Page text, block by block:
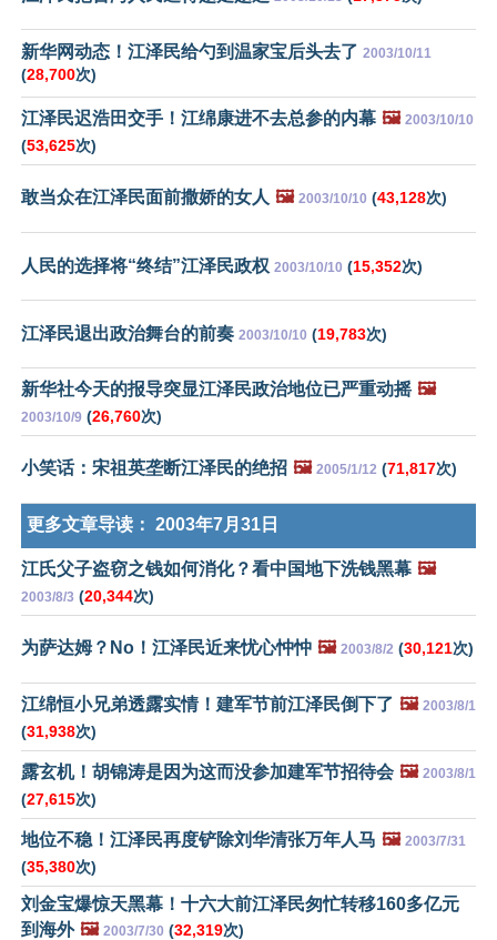
新华网动态！江泽民给勺到温家宝后头去了 2003/10/11
(28,700次)
江泽民迟浩田交手！江绵康进不去总参的内幕 🖼️ 2003/10/10
(53,625次)
敢当众在江泽民面前撒娇的女人 🖼️ 2003/10/10 (43,128次)
人民的选择将“终结”江泽民政权 2003/10/10 (15,352次)
江泽民退出政治舞台的前奏 2003/10/10 (19,783次)
新华社今天的报导突显江泽民政治地位已严重动摇 🖼️
2003/10/9 (26,760次)
小笑话：宋祖英垄断江泽民的绝招 🖼️ 2005/1/12 (71,817次)
更多文章导读： 2003年7月31日
江氏父子盗窃之钱如何消化？看中国地下洗钱黑幕 🖼️
2003/8/3 (20,344次)
为萨达姆？No！江泽民近来忧心忡忡 🖼️ 2003/8/2 (30,121次)
江绵恒小兄弟透露实情！建军节前江泽民倒下了 🖼️ 2003/8/1
(31,938次)
露玄机！胡锦涛是因为这而没参加建军节招待会 🖼️ 2003/8/1
(27,615次)
地位不稳！江泽民再度铲除刘华清张万年人马 🖼️ 2003/7/31
(35,380次)
刘金宝爆惊天黑幕！十六大前江泽民匆忙转移160多亿元
到海外 🖼️ 2003/7/30 (32,319次)